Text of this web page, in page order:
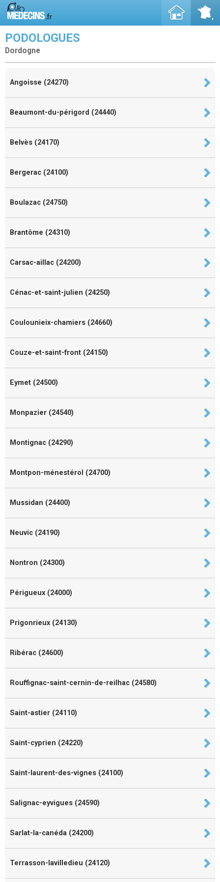
PODOLOGUES
Dordogne
Angoisse (24270)
Beaumont-du-périgord (24440)
Belvès (24170)
Bergerac (24100)
Boulazac (24750)
Brantôme (24310)
Carsac-aillac (24200)
Cénac-et-saint-julien (24250)
Coulounieix-chamiers (24660)
Couze-et-saint-front (24150)
Eymet (24500)
Monpazier (24540)
Montignac (24290)
Montpon-ménestérol (24700)
Mussidan (24400)
Neuvic (24190)
Nontron (24300)
Périgueux (24000)
Prigonrieux (24130)
Ribérac (24600)
Rouffignac-saint-cernin-de-reilhac (24580)
Saint-astier (24110)
Saint-cyprien (24220)
Saint-laurent-des-vignes (24100)
Salignac-eyvigues (24590)
Sarlat-la-canéda (24200)
Terrasson-lavilledieu (24120)